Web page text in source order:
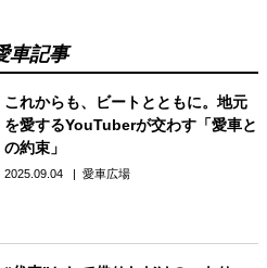
車記事
これからも、ビートとともに。地元
を愛するYouTuberが交わす「愛車と
の約束」
2025.09.04 愛車広場